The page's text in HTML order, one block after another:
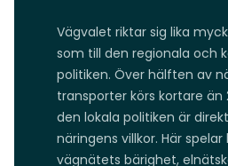
Vägvalet riktar sig lika
som till den regionala och
politiken. Över hälften av
transporter körs kortare än
den lokala politiken är
näringens villkor. Här
vägnätets bärighet,